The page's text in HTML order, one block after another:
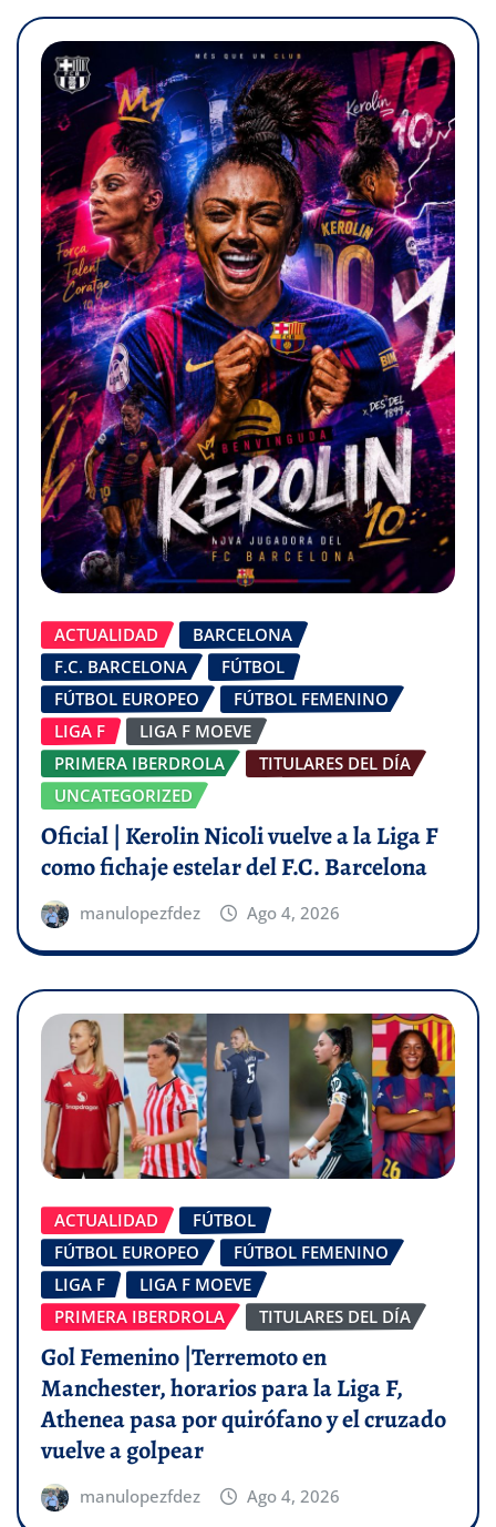
ACTUALIDAD
BARCELONA
F.C. BARCELONA
FÚTBOL
FÚTBOL EUROPEO
FÚTBOL FEMENINO
LIGA F
LIGA F MOEVE
PRIMERA IBERDROLA
TITULARES DEL DÍA
UNCATEGORIZED
Oficial | Kerolin Nicoli vuelve a la Liga F
como fichaje estelar del F.C. Barcelona
manulopezfdez Ago 4, 2026
ACTUALIDAD
FÚTBOL
FÚTBOL EUROPEO
FÚTBOL FEMENINO
LIGA F
LIGA F MOEVE
PRIMERA IBERDROLA
TITULARES DEL DÍA
Gol Femenino |Terremoto en
Manchester, horarios para la Liga F,
Athenea pasa por quirófano y el cruzado
vuelve a golpear
manulopezfdez Ago 4, 2026